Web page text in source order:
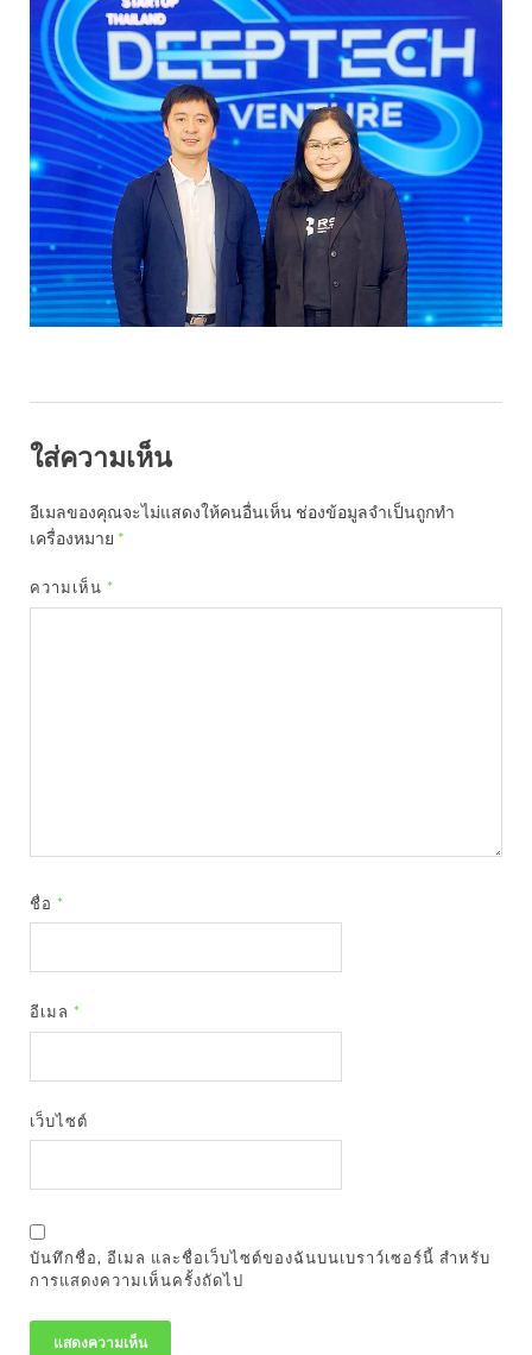
ใส่ความเห็น
อีเมลของคุณจะไม่แสดงให้คนอื่นเห็น ช่องข้อมูลจำเป็นถูกทำ
เครื่องหมาย *
ความเห็น *
ชื่อ *
อีเมล *
เว็บไซต์
บันทึกชื่อ, อีเมล และชื่อเว็บไซต์ของฉันบนเบราว์เซอร์นี้ สำหรับ
การแสดงความเห็นครั้งถัดไป